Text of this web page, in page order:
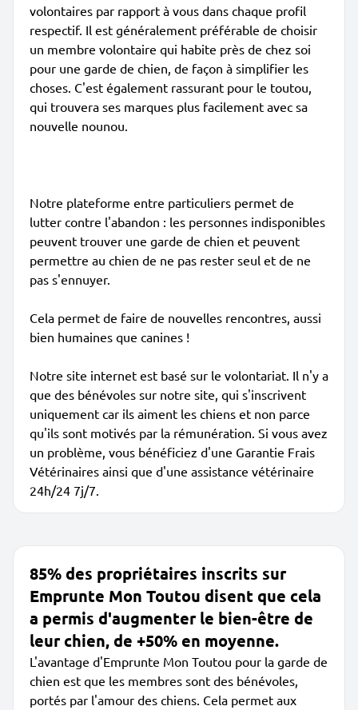
volontaires par rapport à vous dans chaque profil
respectif. Il est généralement préférable de choisir
un membre volontaire qui habite près de chez soi
pour une garde de chien, de façon à simplifier les
choses. C'est également rassurant pour le toutou,
qui trouvera ses marques plus facilement avec sa
nouvelle nounou.
Notre plateforme entre particuliers permet de
lutter contre l'abandon : les personnes indisponibles
peuvent trouver une garde de chien et peuvent
permettre au chien de ne pas rester seul et de ne
pas s'ennuyer.
Cela permet de faire de nouvelles rencontres, aussi
bien humaines que canines !
Notre site internet est basé sur le volontariat. Il n'y a
que des bénévoles sur notre site, qui s'inscrivent
uniquement car ils aiment les chiens et non parce
qu'ils sont motivés par la rémunération. Si vous avez
un problème, vous bénéficiez d'une Garantie Frais
Vétérinaires ainsi que d'une assistance vétérinaire
24h/24 7j/7.
85% des propriétaires inscrits sur
Emprunte Mon Toutou disent que cela
a permis d'augmenter le bien-être de
leur chien, de +50% en moyenne.
L'avantage d'Emprunte Mon Toutou pour la garde de
chien est que les membres sont des bénévoles,
portés par l'amour des chiens. Cela permet aux